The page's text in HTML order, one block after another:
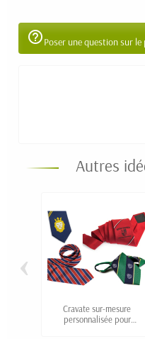
help_outlinePoser une question sur
Autres
Cravate sur-mesure
personnalisée pour
‹